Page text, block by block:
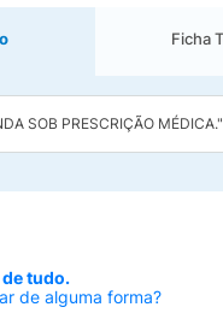
Ficha
SOB PRESCRIÇÃO MÉDICA."
tudo.
de alguma forma?